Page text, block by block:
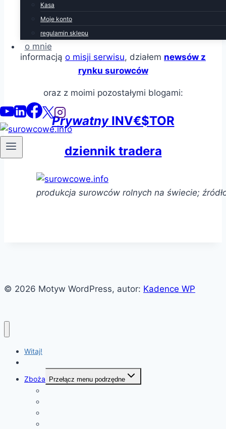
Kasa
Moje konto
regulamin sklepu
o mnie
soja,
ryż,
platyna,
informacją o misji serwisu, działem newsów z
rynku surowców
oraz z moimi pozostałymi blogami:
PrywatnyINV€$TOR
dziennik tradera
produkcja surowców rolnych na świecie;
© 2026 Motyw WordPress, autor: Kadence WP
Witaj!
Zboża
Przełącz menu podrzędne